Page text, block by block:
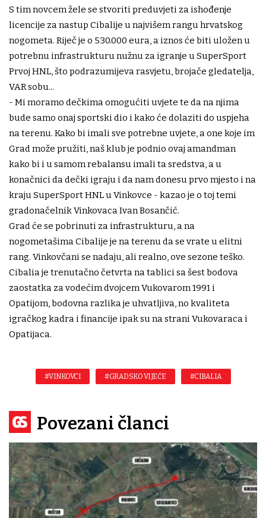
S tim novcem žele se stvoriti preduvjeti za ishođenje
licencije za nastup Cibalije u najvišem rangu hrvatskog
nogometa. Riječ je o 530.000 eura, a iznos će biti uložen u
potrebnu infrastrukturu nužnu za igranje u SuperSport
Prvoj HNL, što podrazumijeva rasvjetu, brojače gledatelja,
VAR sobu...
- Mi moramo dečkima omogućiti uvjete te da na njima
bude samo onaj sportski dio i kako će dolaziti do uspjeha
na terenu. Kako bi imali sve potrebne uvjete, a one koje im
Grad može pružiti, naš klub je podnio ovaj amandman
kako bi i u samom rebalansu imali ta sredstva, a u
konačnici da dečki igraju i da nam donesu prvo mjesto i na
kraju SuperSport HNL u Vinkovce - kazao je o toj temi
gradonačelnik Vinkovaca Ivan Bosančić.
Grad će se pobrinuti za infrastrukturu, a na
nogometašima Cibalije je na terenu da se vrate u elitni
rang. Vinkovčani se nadaju, ali realno, ove sezone teško.
Cibalia je trenutačno četvrta na tablici sa šest bodova
zaostatka za vodećim dvojcem Vukovarom 1991 i
Opatijom, bodovna razlika je uhvatljiva, no kvaliteta
igračkog kadra i financije ipak su na strani Vukovaraca i
Opatijaca.
#VINKOVCI #GRADSKO VIJEĆE #CIBALIA
Povezani članci